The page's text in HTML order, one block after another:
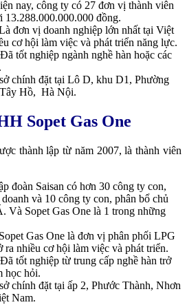
nay, công ty có 27 đơn vị thành viên
13.288.000.000.000 đồng.
đơn vị doanh nghiệp lớn nhất tại Việt
cơ hội làm việc và phát triển năng lực.
Đã tốt nghiệp ngành nghề hàn hoặc các
chính đặt tại Lô D, khu D1, Phường
Hồ, Hà Nội.
Sopet Gas One
thành lập từ năm 2007, là thành viên
đoàn Saisan có hơn 30 công ty con,
và 10 công ty con, phân bổ chủ
Và Sopet Gas One là 1 trong những
Sopet Gas One là đơn vị phân phối LPG
nhiều cơ hội làm việc và phát triển.
Đã tốt nghiệp từ trung cấp nghề hàn trở
học hỏi.
chính đặt tại ấp 2, Phước Thành, Nhơn
Nam.